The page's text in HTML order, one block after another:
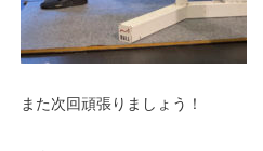
また次回頑張りましょう！